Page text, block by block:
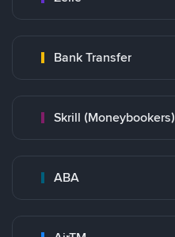
Bank Transfer
Skrill (Moneybookers)
ABA